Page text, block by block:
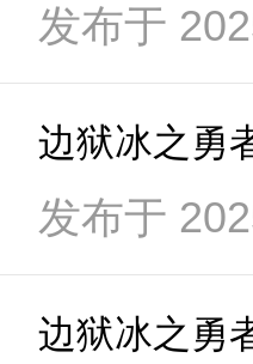
发布于
边狱冰之勇
发布于
边狱冰之勇